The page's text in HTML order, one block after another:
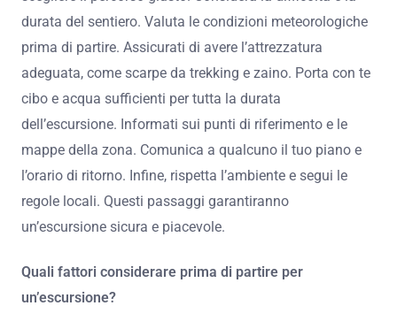
durata del sentiero. Valuta le condizioni meteorologiche
prima di partire. Assicurati di avere l’attrezzatura
adeguata, come scarpe da trekking e zaino. Porta con te
cibo e acqua sufficienti per tutta la durata
dell’escursione. Informati sui punti di riferimento e le
mappe della zona. Comunica a qualcuno il tuo piano e
l’orario di ritorno. Infine, rispetta l’ambiente e segui le
regole locali. Questi passaggi garantiranno
un’escursione sicura e piacevole.
Quali fattori considerare prima di partire per
un’escursione?